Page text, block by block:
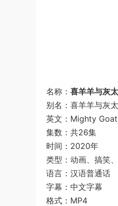
名称： 喜羊羊与灰
别名：喜羊羊与灰
英文：Mighty
集数：共26集
时间：2020年
类型：动画、搞笑
语言：汉语普通话
字幕：中文字幕
格式：MP4